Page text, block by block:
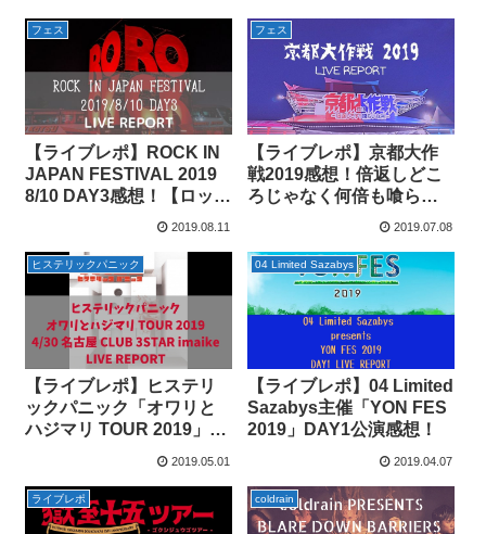
公演感想！
フェス
【ライブレポ】ROCK IN
JAPAN FESTIVAL 2019
8/10 DAY3感想！【ロッキ
2019.08.11
フェス
【ライブレポ】京都大作
戦2019感想！倍返しどこ
ろじゃなく何倍も喰らわ
2019.07.08
ヒステリックパニック
【ライブレポ】ヒステリ
ックパニック「オワリと
ハジマリ TOUR 2019」
4/30名古屋CLUB 3STAR
2019.05.01
04 Limited Sazabys
【ライブレポ】04 Limited
Sazabys主催「YON FES
2019」DAY1公演感想！
2019.04.07
ライブレポ coldrain